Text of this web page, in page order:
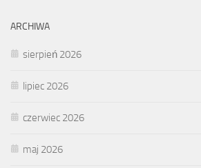
ARCHIWA
sierpień 2026
lipiec 2026
czerwiec 2026
maj 2026